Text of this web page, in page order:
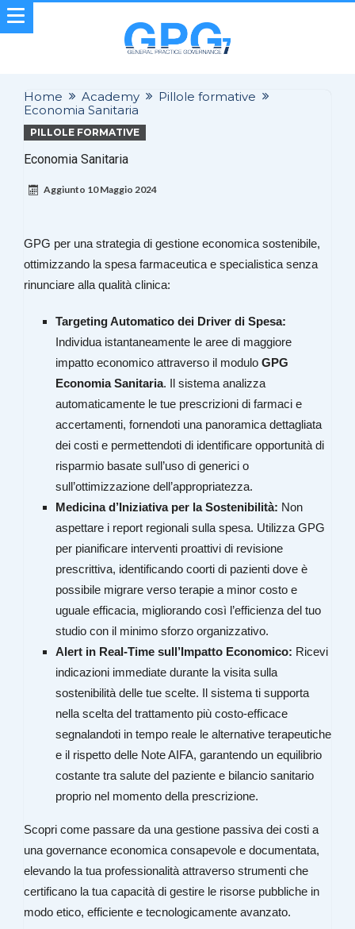
Home Academy
Pillole formative
Economia Sanitaria
PILLOLE FORMATIVE
Economia Sanitaria
Aggiunto 10 Maggio 2024
GPG per una strategia di gestione economica sostenibile,
ottimizzando la spesa farmaceutica e specialistica senza
rinunciare alla qualità clinica:
Targeting Automatico dei Driver di Spesa:
Individua istantaneamente le aree di maggiore
impatto economico attraverso il modulo GPG
Economia Sanitaria. Il sistema analizza
automaticamente le tue prescrizioni di farmaci e
accertamenti, fornendoti una panoramica dettagliata
dei costi e permettendoti di identificare opportunità di
risparmio basate sull’uso di generici o
sull’ottimizzazione dell’appropriatezza.
Medicina d’Iniziativa per la Sostenibilità: Non
aspettare i report regionali sulla spesa. Utilizza GPG
per pianificare interventi proattivi di revisione
prescrittiva, identificando coorti di pazienti dove è
possibile migrare verso terapie a minor costo e
uguale efficacia, migliorando così l’efficienza del tuo
studio con il minimo sforzo organizzativo.
Alert in Real-Time sull’Impatto Economico: Ricevi
indicazioni immediate durante la visita sulla
sostenibilità delle tue scelte. Il sistema ti supporta
nella scelta del trattamento più costo-efficace
segnalandoti in tempo reale le alternative terapeutiche
e il rispetto delle Note AIFA, garantendo un equilibrio
costante tra salute del paziente e bilancio sanitario
proprio nel momento della prescrizione.
Scopri come passare da una gestione passiva dei costi a
una governance economica consapevole e documentata,
elevando la tua professionalità attraverso strumenti che
certificano la tua capacità di gestire le risorse pubbliche in
modo etico, efficiente e tecnologicamente avanzato.